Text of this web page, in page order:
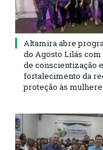
Altamira abre
do Agosto Lilás com
de conscientização e
fortalecimento da
proteção às